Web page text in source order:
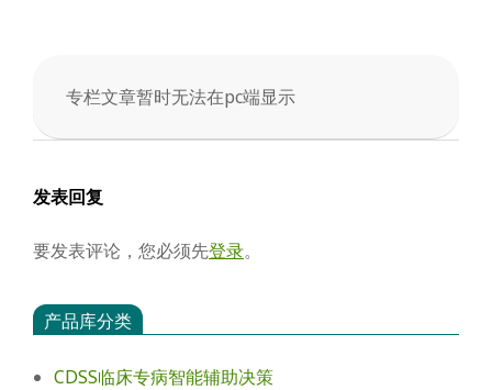
会
专栏文章暂时无法在pc端显示
2025-
13
发表回复
要发表评论，您必须先登录。
产品库分类
CDSS临床专病智能辅助决策